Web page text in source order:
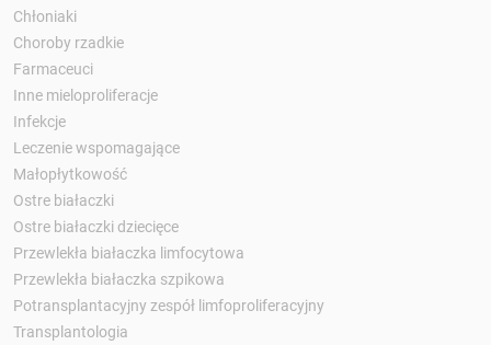
Chłoniaki
Choroby rzadkie
Farmaceuci
Inne mieloproliferacje
Infekcje
Leczenie wspomagające
Małopłytkowość
Ostre białaczki
Ostre białaczki dziecięce
Przewlekła białaczka limfocytowa
Przewlekła białaczka szpikowa
Potransplantacyjny zespół limfoproliferacyjny
Transplantologia